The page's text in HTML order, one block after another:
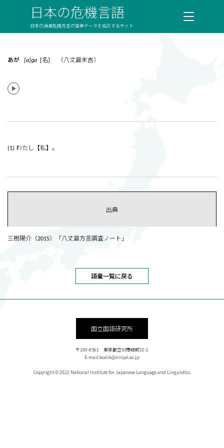
日本の危機言語
日本の消滅危機方言の音声データを紹介するサイト
あが [a]ɡa [名] （八丈島末吉）
(1) わたし【私】。
出典
三樹陽介（2015）「八丈島方言調査ノート」
語彙一覧に戻る
国立国語研究所
〒190-8561 東京都立川市緑町10-2
E-mail:kcelik@ninjal.ac.jp
Copyright © 2022 National Institute for Japanese Language and Linguistics.